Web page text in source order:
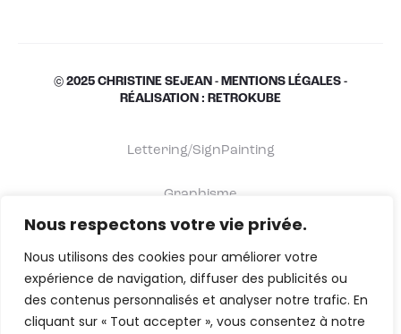
Nous respectons votre vie privée.
Nous utilisons des cookies pour améliorer votre
expérience de navigation, diffuser des publicités ou
des contenus personnalisés et analyser notre trafic. En
cliquant sur « Tout accepter », vous consentez à notre
© 2025 CHRISTINE SEJEAN - MENTIONS LÉGALES -
RÉALISATION : RETROKUBE
Lettering/SignPainting
Graphisme
À propos
Contact